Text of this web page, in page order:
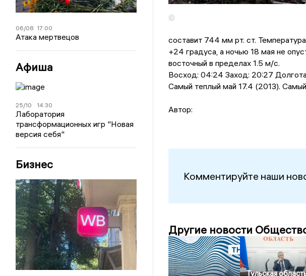
06/08 17:00
Атака мертвецов
Афиша
25/10 14:30
Лаборатория
трансформационных игр "Новая
версия себя"
Бизнес
©
составит 744 мм рт. ст.
+24 градусa, a ночью 18 мая не
восточный в пределах 1.5 м/с.
Восход: 04:24 Заход: 20:27
Самый теплый май 17.4 (2013).
Автор:
Комментируйте наши
Другие новости
Тульская